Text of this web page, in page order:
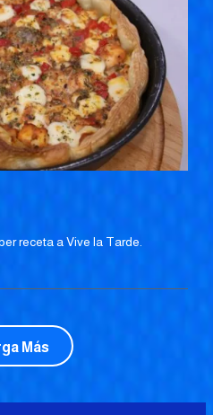
receta a Vive la Tarde.
Más